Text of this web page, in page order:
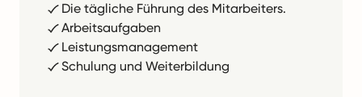
Die tägliche Führung des Mitarbeiters.
Arbeitsaufgaben
Leistungsmanagement
Schulung und Weiterbildung